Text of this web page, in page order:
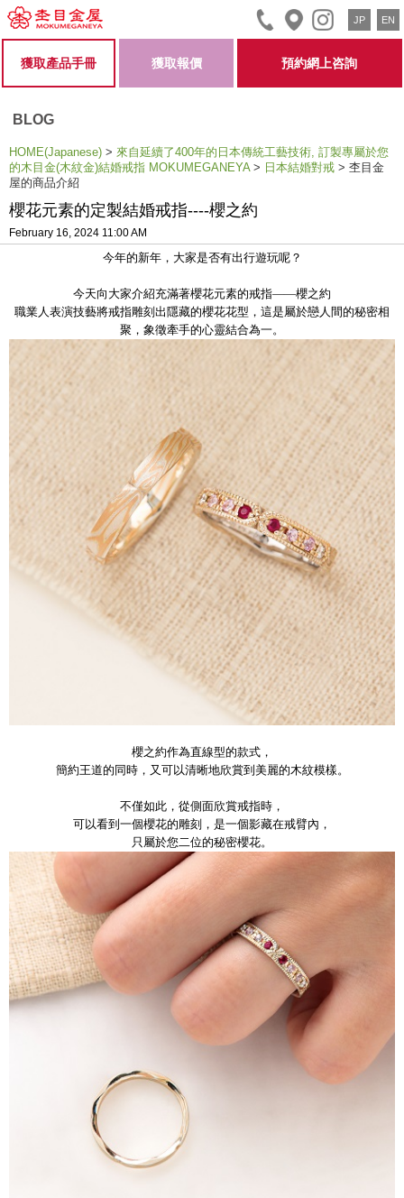
獲取產品手冊 獲取報價 預約網上咨詢
JP EN
BLOG
HOME(Japanese) > 來自延續了400年的日本傳統工藝技術, 訂製專屬於您
的木目金(木紋金)結婚戒指 MOKUMEGANEYA > 日本結婚對戒 > 杢目金
屋的商品介紹
櫻花元素的定製結婚戒指----櫻之約
February 16, 2024 11:00 AM
今年的新年，大家是否有出行遊玩呢？
今天向大家介紹充滿著櫻花元素的戒指——櫻之約
職業人表演技藝將戒指雕刻出隱藏的櫻花花型，這是屬於戀人間的秘密相
聚，象徵牽手的心靈結合為一。
櫻之約作為直線型的款式，
簡約王道的同時，又可以清晰地欣賞到美麗的木紋模樣。
不僅如此，從側面欣賞戒指時，
可以看到一個櫻花的雕刻，是一個影藏在戒臂內，
只屬於您二位的秘密櫻花。